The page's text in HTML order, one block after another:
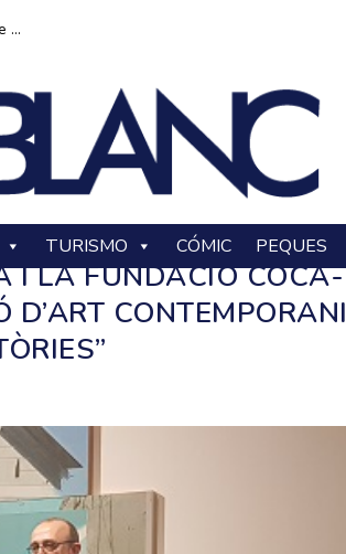
...
TURISMO CÓMIC PEQUES
I LA FUNDACIÓ COCA-
CONTEMPORANI